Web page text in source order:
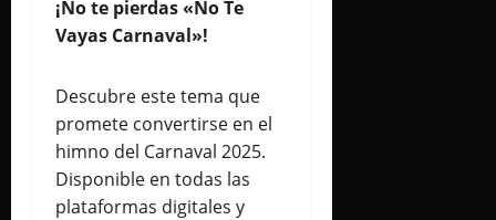
¡No te pierdas «No Te
Vayas Carnaval»!
Descubre este tema que
promete convertirse en el
himno del Carnaval 2025.
Disponible en todas las
plataformas digitales y